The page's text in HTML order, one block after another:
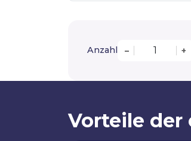
Anzahl – +
Vorteile der